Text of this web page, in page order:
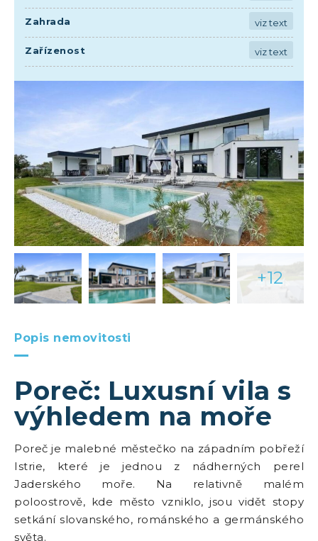
+12
Popis nemovitosti
Poreč: Luxusní vila s
výhledem na moře
Poreč je malebné městečko na západním pobřeží
Istrie, které je jednou z nádherných perel
Jaderského moře. Na relativně malém
poloostrově, kde město vzniklo, jsou vidět stopy
setkání slovanského, románského a germánského
světa.
Zahrada viz text
Zařízenost viz text